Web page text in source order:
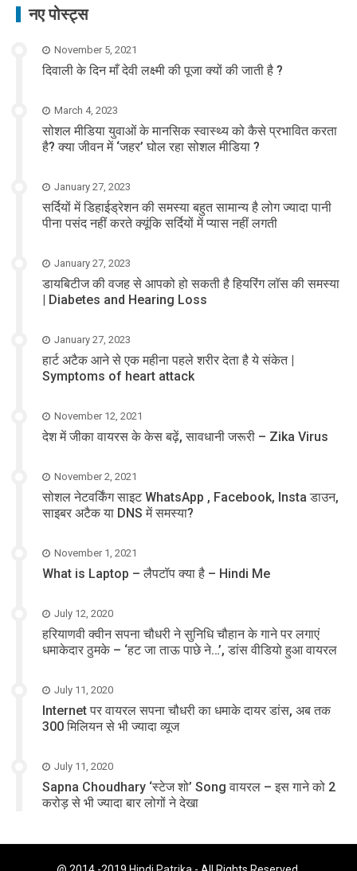
नए पोस्ट्स
November 5, 2021
दिवाली के दिन माँ देवी लक्ष्मी की पूजा क्यों की जाती है ?
March 4, 2023
सोशल मीडिया युवाओं के मानसिक स्वास्थ्य को कैसे प्रभावित करता
है? क्या जीवन में ‘जहर’ घोल रहा सोशल मीडिया ?
January 27, 2023
सर्दियों में डिहाईड्रेशन की समस्या बहुत सामान्य है लोग ज्यादा पानी
पीना पसंद नहीं करते क्यूंकि सर्दियों में प्यास नहीं लगती
January 27, 2023
डायबिटीज की वजह से आपको हो सकती है हियरिंग लॉस की समस्या
| Diabetes and Hearing Loss
January 27, 2023
हार्ट अटैक आने से एक महीना पहले शरीर देता है ये संकेत |
Symptoms of heart attack
November 12, 2021
देश में जीका वायरस के केस बढ़ें, सावधानी जरूरी – Zika Virus
November 2, 2021
सोशल नेटवर्किंग साइट WhatsApp , Facebook, Insta डाउन,
साइबर अटैक या DNS में समस्या?
November 1, 2021
What is Laptop – लैपटॉप क्या है – Hindi Me
July 12, 2020
हरियाणवी क्वीन सपना चौधरी ने सुनिधि चौहान के गाने पर लगाएं
धमाकेदार ठुमके – ‘हट जा ताऊ पाछे ने…’, डांस वीडियो हुआ वायरल
July 11, 2020
Internet पर वायरल सपना चौधरी का धमाके दायर डांस, अब तक
300 मिलियन से भी ज्यादा व्यूज
July 11, 2020
Sapna Choudhary ‘स्टेज शो’ Song वायरल – इस गाने को 2
करोड़ से भी ज्यादा बार लोगों ने देखा